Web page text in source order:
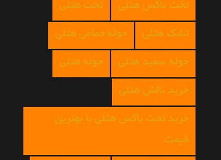
تخت باکس هتلی تخت هتلی
تشک هتلی حوله حمامی هتلی
حوله سفید هتلی حوله هتلی
خرید بالش هتلی
خرید تخت باکس هتلی با بهترین
قیمت